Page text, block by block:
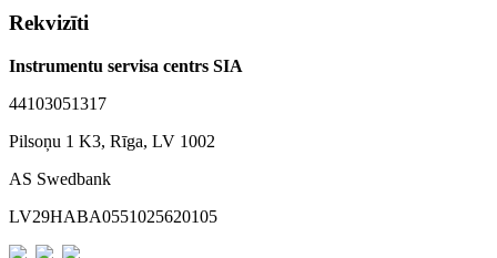
Rekvizīti
Instrumentu servisa centrs SIA
44103051317
Pilsoņu 1 K3, Rīga, LV 1002
AS Swedbank
LV29HABA0551025620105